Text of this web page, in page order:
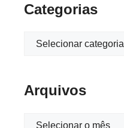
Categorias
Arquivos